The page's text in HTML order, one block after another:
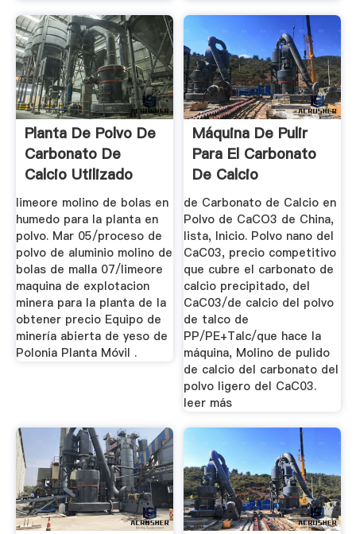
Planta De Polvo De
Carbonato De
Calcio Utilizado
Para La ...
limeore molino de bolas en
humedo para la planta en
polvo. Mar 05/proceso de
polvo de aluminio molino de
bolas de malla 07/limeore
maquina de explotacion
minera para la planta de la
obtener precio Equipo de
minería abierta de yeso de
Polonia Planta Móvil .
Máquina De Pulir
Para El Carbonato
De Calcio
de Carbonato de Calcio en
Polvo de CaCO3 de China,
lista, Inicio. Polvo nano del
CaC03, precio competitivo
que cubre el carbonato de
calcio precipitado, del
CaC03/de calcio del polvo
de talco de
PP/PE+Talc/que hace la
máquina, Molino de pulido
de calcio del carbonato del
polvo ligero del CaC03.
leer más